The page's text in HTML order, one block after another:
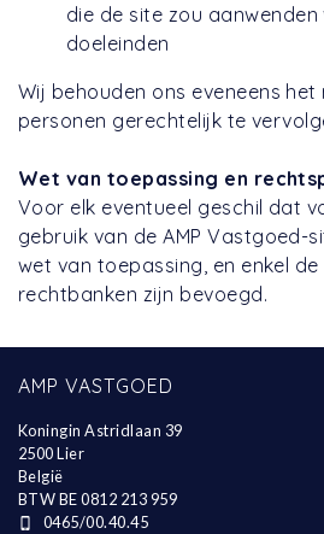
die de site zou
doeleinden
Wij behouden ons eveneens
personen gerechtelijk te
Wet van toepassing en
Voor elk eventueel geschil dat
gebruik van de AMP Vastgoed-
wet van toepassing, en enkel de
rechtbanken zijn bevoegd.
AMP VASTGOED
Koningin Astridlaan 39
2500 Lier
België
BTW BE 0812 213 959
0465/00.40.45